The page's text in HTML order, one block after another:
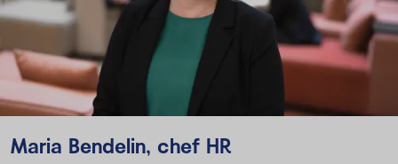
Maria Bendelin, chef HR